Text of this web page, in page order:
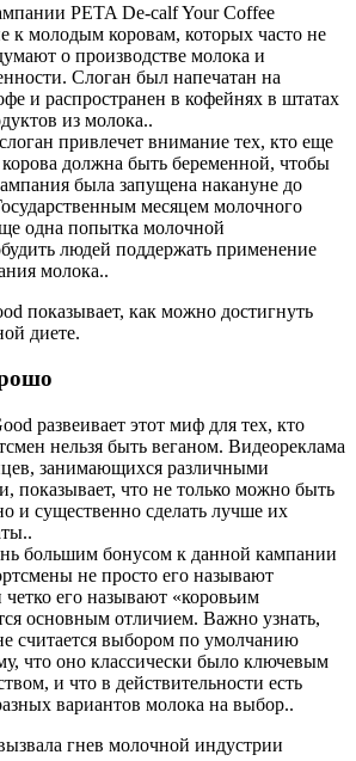
PETA De-calf Your Coffee
к молодым коровам, которых часто не
о производстве молока и
Слоган был напечатан на
и распространен в кофейнях в штатах
из молока..
привлечет внимание тех, кто еще
должна быть беременной, чтобы
была запущена накануне до
месяцем молочного
одна попытка молочной
людей поддержать применение
молока..
показывает, как можно достигнуть
диете.
развеивает этот миф для тех, кто
нельзя быть веганом. Видеореклама
занимающихся различными
показывает, что не только можно быть
и существенно сделать лучше их
большим бонусом к данной кампании
не просто его называют
его называют «коровьим
основным отличием. Важно узнать,
считается выбором по умолчанию
что оно классически было ключевым
и что в действительности есть
вариантов молока на выбор..
гнев молочной индустрии